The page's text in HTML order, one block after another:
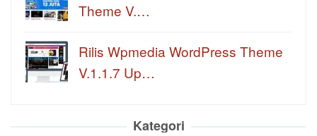
Theme V.…
Rilis Wpmedia WordPress Theme
V.1.1.7 Up…
Kategori